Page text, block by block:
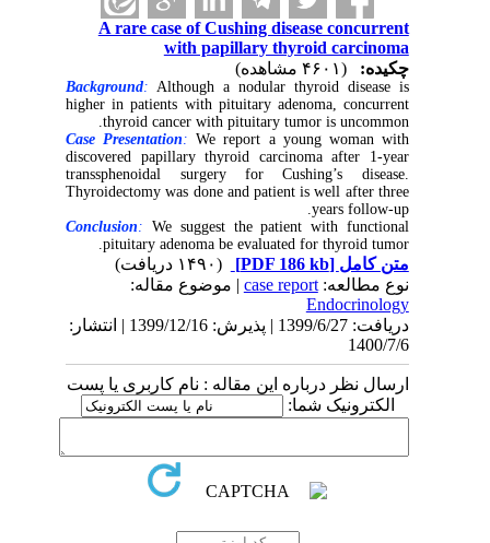
A rare case of Cushing disease concurrent
with papillary thyroid carcinoma
چکیده:
Background:Although a nodular thyroid disease is
higher in patients with pituitary adenoma, concurrent
thyroid cancer with pituitary tumor is uncommon.
Case Presentation: We report a young woman with
discovered papillary thyroid carcinoma after 1-year
transsphenoidal surgery for Cushing’s disease.
Thyroidectomy was done and patient is well after three
years follow-up.
Conclusion : We suggest the patient with functional
pituitary adenoma be evaluated for thyroid tumor.
متن کامل[PDF 186 kb]
نوع مطالعه:case report| موضوع مقاله:
Endocrinology
دریافت: 1399/6/27 | پذیرش: 1399/12/16 | انتشار:
1400/7/6
ارسال نظر درباره این مقاله : نام کاربری یا پست
الکترونیک شما: